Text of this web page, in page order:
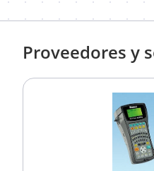
Proveedores y